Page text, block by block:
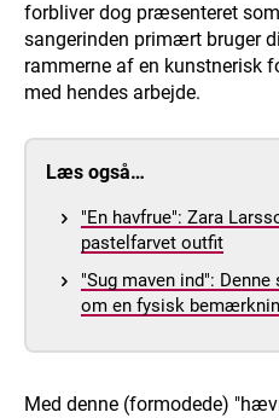
forbliver dog præsenteret
sangerinden primært bruger
rammerne af en kunstnerisk
med hendes arbejde.
Læs også…
"En havfrue": Zara
pastelfarvet outfit
"Sug maven ind":
om en fysisk
Med denne (formodede)